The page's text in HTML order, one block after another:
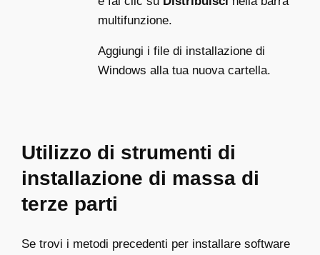
multifunzione.
Aggiungi i file di installazione di
Windows alla tua nuova cartella.
Utilizzo di strumenti di
installazione di massa di
terze parti
Se trovi i metodi precedenti per installare software